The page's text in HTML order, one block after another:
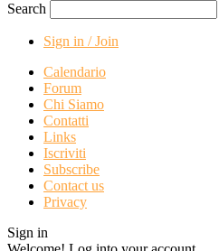
Search
Sign in / Join
Calendario
Forum
Chi Siamo
Contatti
Links
Iscriviti
Subscribe
Contact us
Privacy
Sign in